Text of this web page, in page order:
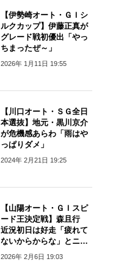
【伊勢崎オート・ＧＩシ
ルクカップ】伊藤正真が
グレード戦初優出「やっ
ちまったぜ～」
2026年 1月11日 19:55
【川口オート・ＳＧ全日
本選抜】地元・黒川京介
が危機感あらわ「雨はや
っぱりダメ」
2024年 2月21日 19:25
【山陽オート・ＧＩスピ
ード王決定戦】森且行
近況初日は好走「疲れて
ないからからな」とニヤ
リ
2026年 2月6日 19:03